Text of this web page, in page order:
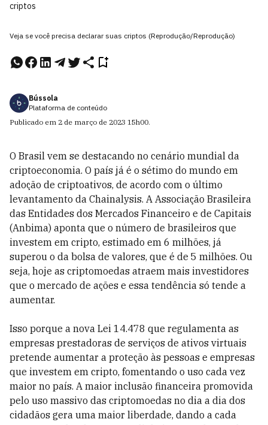
criptos
Veja se você precisa declarar suas criptos (Reprodução/Reprodução)
Bússola
Plataforma de conteúdo
Publicado em 2 de março de 2023 15h00.
O Brasil vem se destacando no cenário mundial da
criptoeconomia. O país já é o sétimo do mundo em
adoção de criptoativos, de acordo com o último
levantamento da Chainalysis. A Associação Brasileira
das Entidades dos Mercados Financeiro e de Capitais
(Anbima) aponta que o número de brasileiros que
investem em cripto, estimado em 6 milhões, já
superou o da bolsa de valores, que é de 5 milhões. Ou
seja, hoje as criptomoedas atraem mais investidores
que o mercado de ações e essa tendência só tende a
aumentar.
Isso porque a nova Lei 14.478 que regulamenta as
empresas prestadoras de serviços de ativos virtuais
pretende aumentar a proteção às pessoas e empresas
que investem em cripto, fomentando o uso cada vez
maior no país. A maior inclusão financeira promovida
pelo uso massivo das criptomoedas no dia a dia dos
cidadãos gera uma maior liberdade, dando a cada